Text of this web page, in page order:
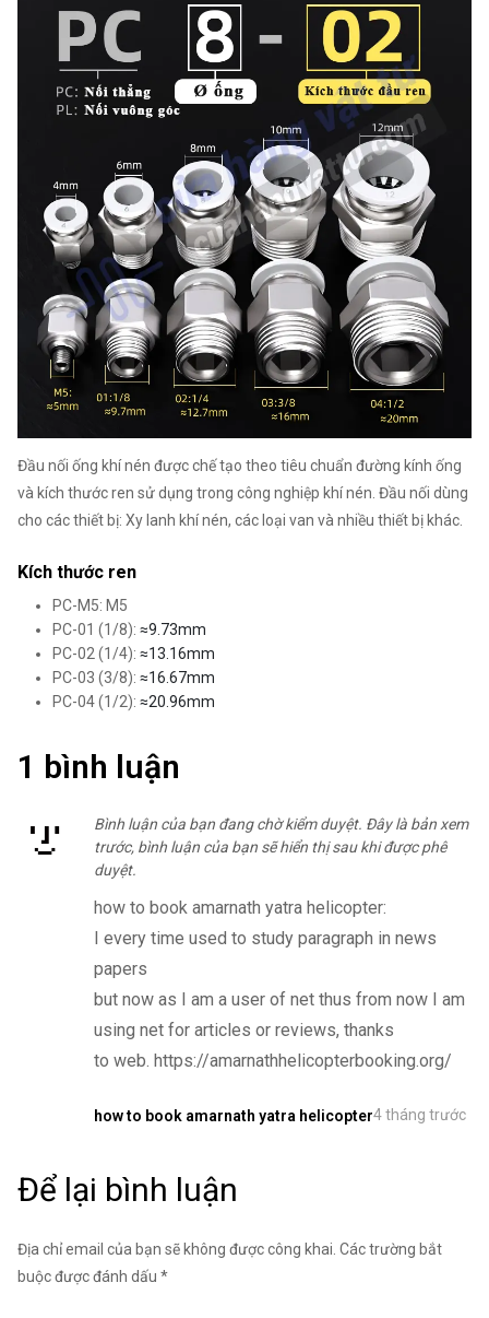
Đầu nối ống khí nén được chế tạo theo tiêu chuẩn đường kính ống
và kích thước ren sử dụng trong công nghiệp khí nén. Đầu nối dùng
cho các thiết bị: Xy lanh khí nén, các loại van và nhiều thiết bị khác.
Kích thước ren
PC-M5: M5
PC-01 (1/8): ≈9.73mm
PC-02 (1/4): ≈13.16mm
PC-03 (3/8): ≈16.67mm
PC-04 (1/2): ≈20.96mm
1 bình luận
Bình luận của bạn đang chờ kiểm duyệt. Đây là bản xem
trước, bình luận của bạn sẽ hiển thị sau khi được phê
duyệt.
how to book amarnath yatra helicopter:
I every time used to study paragraph in news
papers
but now as I am a user of net thus from now I am
using net for articles or reviews, thanks
to web. https://amarnathhelicopterbooking.org/
how to book amarnath yatra helicopter4 tháng trước
Để lại bình luận
Địa chỉ email của bạn sẽ không được công khai. Các trường bắt
buộc được đánh dấu *